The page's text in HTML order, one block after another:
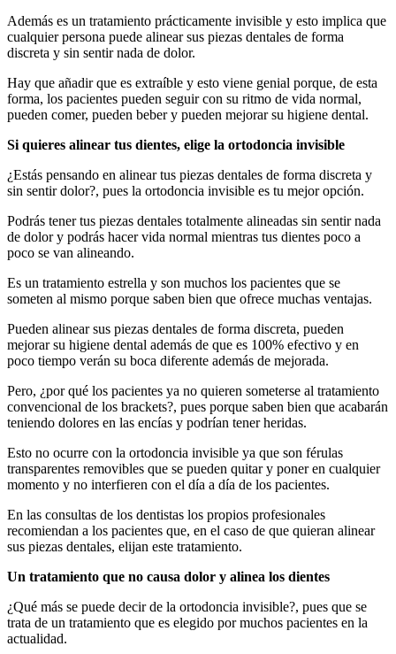
Además es un tratamiento prácticamente invisible y esto implica que
cualquier persona puede alinear sus piezas dentales de forma
discreta y sin sentir nada de dolor.
Hay que añadir que es extraíble y esto viene genial porque, de esta
forma, los pacientes pueden seguir con su ritmo de vida normal,
pueden comer, pueden beber y pueden mejorar su higiene dental.
Si quieres alinear tus dientes, elige la ortodoncia invisible
¿Estás pensando en alinear tus piezas dentales de forma discreta y
sin sentir dolor?, pues la ortodoncia invisible es tu mejor opción.
Podrás tener tus piezas dentales totalmente alineadas sin sentir nada
de dolor y podrás hacer vida normal mientras tus dientes poco a
poco se van alineando.
Es un tratamiento estrella y son muchos los pacientes que se
someten al mismo porque saben bien que ofrece muchas ventajas.
Pueden alinear sus piezas dentales de forma discreta, pueden
mejorar su higiene dental además de que es 100% efectivo y en
poco tiempo verán su boca diferente además de mejorada.
Pero, ¿por qué los pacientes ya no quieren someterse al tratamiento
convencional de los brackets?, pues porque saben bien que acabarán
teniendo dolores en las encías y podrían tener heridas.
Esto no ocurre con la ortodoncia invisible ya que son férulas
transparentes removibles que se pueden quitar y poner en cualquier
momento y no interfieren con el día a día de los pacientes.
En las consultas de los dentistas los propios profesionales
recomiendan a los pacientes que, en el caso de que quieran alinear
sus piezas dentales, elijan este tratamiento.
Un tratamiento que no causa dolor y alinea los dientes
¿Qué más se puede decir de la ortodoncia invisible?, pues que se
trata de un tratamiento que es elegido por muchos pacientes en la
actualidad.